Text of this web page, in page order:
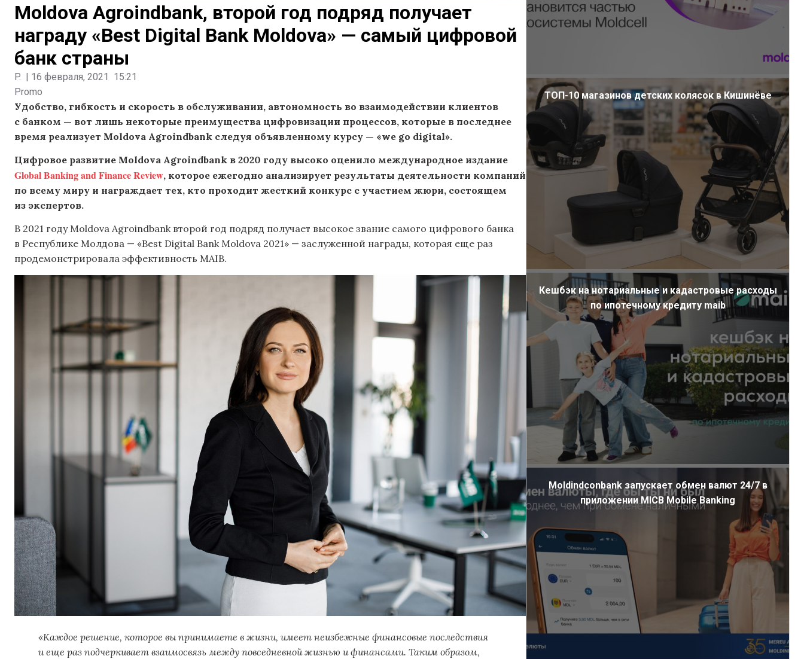
Moldova Agroindbank, второй год подряд получает
награду «Best Digital Bank Moldova» — самый цифровой
банк страны
P. | 16 февраля, 2021
15:21
Promo
Удобство, гибкость и скорость в обслуживании, автономность во взаимодействии клиентов
с банком — вот лишь некоторые преимущества цифровизации процессов, которые в последнее
время реализует Moldova Agroindbank следуя объявленному курсу — «we go digital».
Цифровое развитие Moldova Agroindbank в 2020 году высоко оценило международное издание
Global Banking and Finance Review, которое ежегодно анализирует результаты деятельности компаний
по всему миру и награждает тех, кто проходит жесткий конкурс с участием жюри, состоящем
из экспертов.
В 2021 году Moldova Agroindbank второй год подряд получает высокое звание самого цифрового банка
в Республике Молдова — «Best Digital Bank Moldova 2021» — заслуженной награды, которая еще раз
продемонстрировала эффективность MAIB.
«Каждое решение, которое вы принимаете в жизни, имеет неизбежные финансовые последствия
и еще раз подчеркивает взаимосвязь между повседневной жизнью и финансами. Таким образом,
ТОП-10 магазинов детских колясок в Кишинёве
Кешбэк на нотариальные и кадастровые расходы
по ипотечному кредиту maib
Moldindconbank запускает обмен валют 24/7 в
приложении MICB Mobile Banking